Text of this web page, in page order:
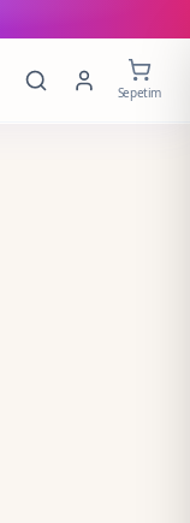
Sepetim